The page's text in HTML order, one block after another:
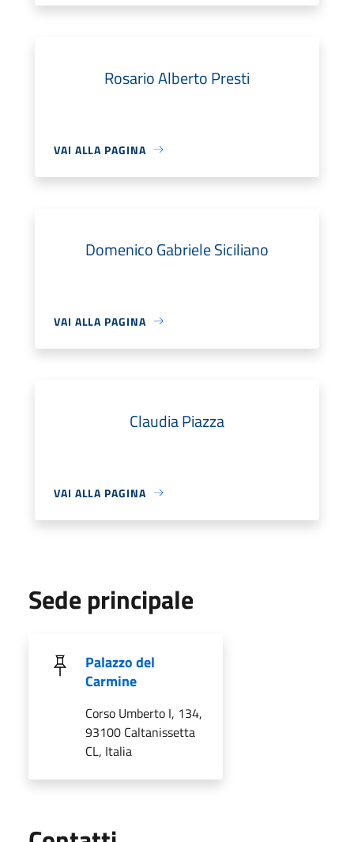
Rosario Alberto Presti
VAI ALLA PAGINA
Domenico Gabriele Siciliano
VAI ALLA PAGINA
Claudia Piazza
VAI ALLA PAGINA
Sede principale
Palazzo del
Carmine
Corso Umberto I, 134,
93100 Caltanissetta
CL, Italia